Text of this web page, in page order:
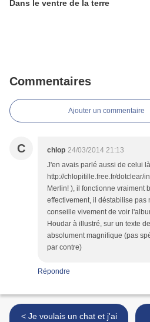
Dans le ventre de la terre
Commentaires
Ajouter un commentaire
C chlop 24/03/2014 21:13
J'en avais parlé aussi de celui
http://chlopitille.free.fr/dotclear/
Merlin! ), il fonctionne vraiment
effectivement, il déstabilise pas
conseille vivement de voir
Houdar à illustré, sur un texte
absolument magnifique (pas
par contre)
Répondre
< Je voulais un chat et j'ai